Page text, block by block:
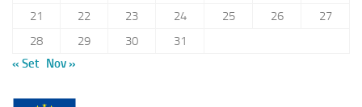
21
22 23 24 25 26
27
28
29 30
31
« Set Nov »